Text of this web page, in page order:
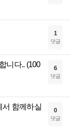
1
댓글
니다.. (100
6
댓글
서 함께하실
0
댓글